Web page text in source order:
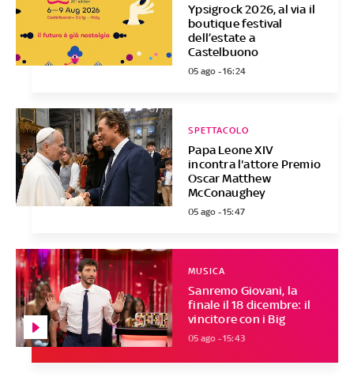
Ypsigrock 2026, al via il
boutique festival
dell’estate a
Castelbuono
05 ago - 16:24
Papa Leone XIV
incontra l'attore Premio
Oscar Matthew
McConaughey
SPETTACOLO
05 ago - 15:47
Sanremo Giovani, la
finale il 18 dicembre: il
vincitore con i Big
MUSICA
05 ago - 15:43